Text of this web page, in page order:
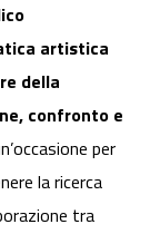
artistica
della
confronto e
per
la ricerca
tra